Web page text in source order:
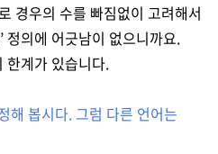
경우의 수를 빠짐없이 고려해서
정의에 어긋남이 없으니까요.
한계가 있습니다.
해 봅시다. 그럼 다른 언어는